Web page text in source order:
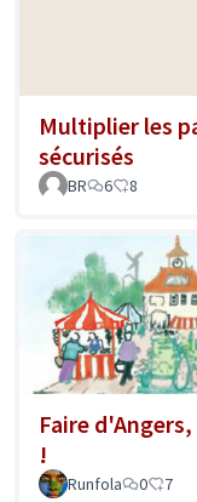
Multiplier les
sécurisés
BR 6 8
Faire
!
Runfola 0 7